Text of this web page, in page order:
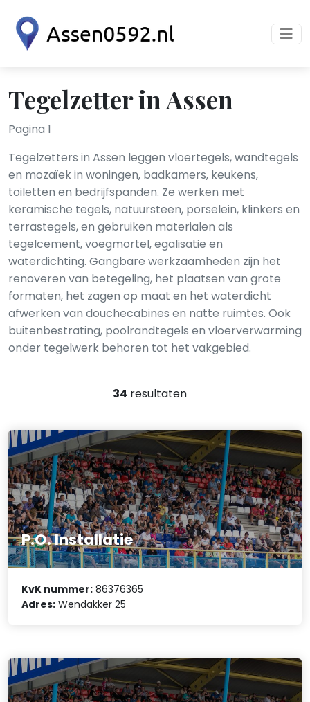
Tegelzetter in Assen
Pagina 1
Tegelzetters in Assen leggen vloertegels, wandtegels
en mozaïek in woningen, badkamers, keukens,
toiletten en bedrijfspanden. Ze werken met
keramische tegels, natuursteen, porselein, klinkers en
terrastegels, en gebruiken materialen als
tegelcement, voegmortel, egalisatie en
waterdichting. Gangbare werkzaamheden zijn het
renoveren van betegeling, het plaatsen van grote
formaten, het zagen op maat en het waterdicht
afwerken van douchecabines en natte ruimtes. Ook
buitenbestrating, poolrandtegels en vloerverwarming
onder tegelwerk behoren tot het vakgebied.
34 resultaten
P.O. Installatie
KvK nummer: 86376365
Adres: Wendakker 25